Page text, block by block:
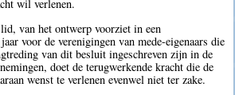
wil verlenen.
van het ontwerp voorziet in een
voor de verenigingen van mede-eigenaars die
van dit besluit ingeschreven zijn in de
doet de terugwerkende kracht die de
wenst te verlenen evenwel niet ter zake.